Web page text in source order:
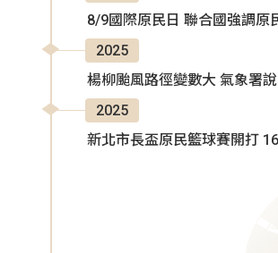
8/9國際原民日 聯合國強調原
2025
楊柳颱風路徑變數大 氣象署
2025
新北市長盃原民籃球賽開打